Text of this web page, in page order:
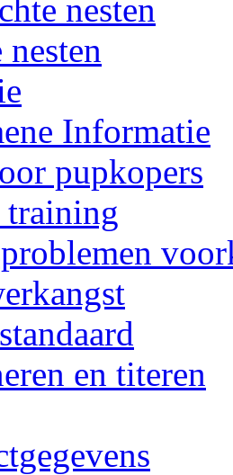
nesten
Informatie
pupkopers
training
en titeren